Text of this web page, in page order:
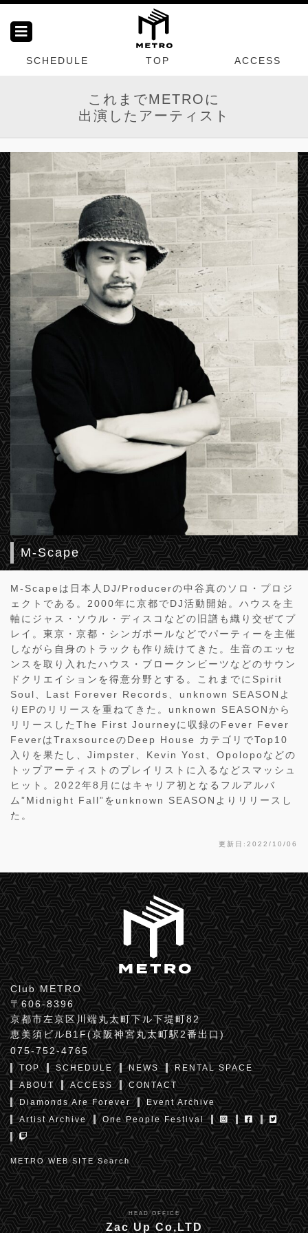
SCHEDULE TOP ACCESS
これまでMETROに
出演したアーティスト
M-Scape
M-Scapeは日本人DJ/Producerの中谷真のソロ・プロジ
ェクトである。2000年に京都でDJ活動開始。ハウスを主
軸にジャス・ソウル・ディスコなどの旧譜も織り交ぜてプ
レイ。東京・京都・シンガポールなどでパーティーを主催
しながら自身のトラックも作り続けてきた。生音のエッセ
ンスを取り入れたハウス・ブロークンビーツなどのサウン
ドクリエイションを得意分野とする。これまでにSpirit
Soul、Last Forever Records、unknown SEASONよ
りEPのリリースを重ねてきた。unknown SEASONから
リリースしたThe First Journeyに収録のFever Fever
FeverはTraxsourceのDeep House カテゴリでTop10
入りを果たし、Jimpster、Kevin Yost、Opolopoなどの
トップアーティストのプレイリストに入るなどスマッシュ
ヒット。2022年8月にはキャリア初となるフルアルバ
ム”Midnight Fall”をunknown SEASONよりリリースし
た。
更新日:2022/10/06
Club METRO
〒606-8396
京都市左京区川端丸太町下ル下堤町82
恵美須ビルB1F(京阪神宮丸太町駅2番出口)
075-752-4765
TOP SCHEDULE NEWS
RENTAL SPACE
ABOUT
ACCESS
CONTACT
Diamonds Are Forever
Event Archive
Artist Archive
One People Festival
METRO WEB SITE Search
HEAD OFFICE
Zac Up Co,LTD